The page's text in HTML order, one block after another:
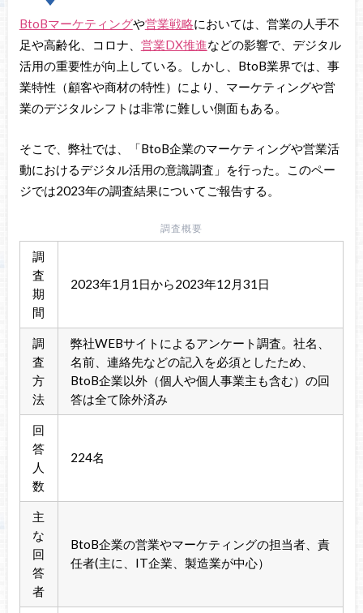
BtoBマーケティングや営業戦略においては、営業の人手不
足や高齢化、コロナ、 営業DX推進などの影響で、デジタル
活用の重要性が向上している。しかし、BtoB業界では、事
業特性（顧客や商材の特性）により、マーケティングや営
業のデジタルシフトは非常に難しい側面もある。
そこで、弊社では、「BtoB企業のマーケティングや営業活
動におけるデジタル活用の意識調査」を行った。このペー
ジでは2023年の調査結果についてご報告する。
調査概要
調
査
期
間
2023年1月1日から2023年12月31日
調
査
方
法
弊社WEBサイトによるアンケート調査。社名、
名前、連絡先などの記入を必須としたため、
BtoB企業以外（個人や個人事業主も含む）の回
答は全て除外済み
回
答
人
数
224名
主
な
回
答
者
BtoB企業の営業やマーケティングの担当者、責
任者(主に、IT企業、製造業が中心）